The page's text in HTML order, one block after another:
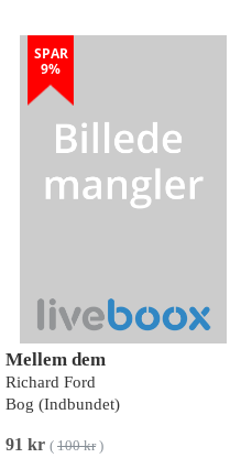
SPAR
9%
Mellem dem
Richard Ford
Bog (Indbundet)
91 kr ( 100 kr)